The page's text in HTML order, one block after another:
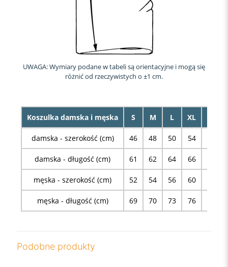
UWAGA: Wymiary podane w tabeli są orientacyjne i mogą się
różnić od rzeczywistych o ±1 cm.
Koszulka damska i męska S M L XL
damska - szerokość (cm) 46 48 50 54
damska - długość (cm) 61 62 64 66
męska - szerokość (cm) 52 54 56 60
męska - długość (cm) 69 70 73 76
Podobne produkty